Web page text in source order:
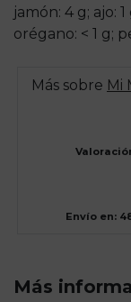
jamón: 4 g; ajo:
orégano: < 1 g;
Más sobre Mi
Envío en:
Más